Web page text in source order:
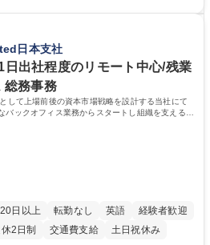
適な環境です。 募集職種 【総
プ/組織運営を支えるゼネラリストを目
社会保険手続き・勤怠管理など）の経験
短大日本支社
出社程度のリモート中心/残業
総務事務
して上場前後の資本市場戦略を設計する当社にて
ックオフィス業務からスタートし組織を支える専
。
日以上 転勤なし 英語
経験者歓迎
2日制 交通費支給 土日祝休み